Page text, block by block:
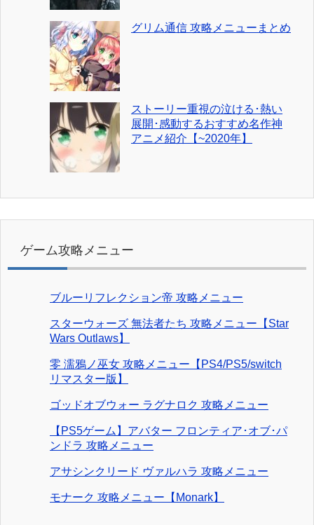
グリム通信 攻略メニューまとめ
ストーリー重視の泣ける･熱い
展開･感動するおすすめ名作神
アニメ紹介【~2020年】
ゲーム攻略メニュー
ブルーリフレクション帝 攻略メニュー
スターウォーズ 無法者たち 攻略メニュー【Star
Wars Outlaws】
零 濡鴉ノ巫女 攻略メニュー【PS4/PS5/switch
リマスター版】
ゴッドオブウォー ラグナロク 攻略メニュー
【PS5ゲーム】アバター フロンティア･オブ･パ
ンドラ 攻略メニュー
アサシンクリード ヴァルハラ 攻略メニュー
モナーク 攻略メニュー【Monark】